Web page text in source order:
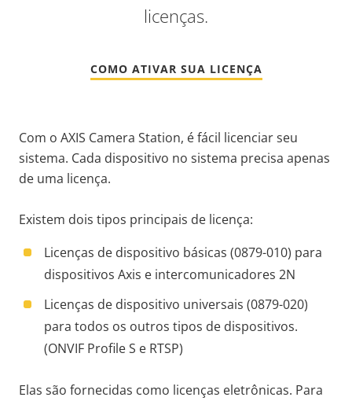
licenças.
COMO ATIVAR SUA LICENÇA
Com o AXIS Camera Station, é fácil licenciar seu
sistema. Cada dispositivo no sistema precisa apenas
de uma licença.
Existem dois tipos principais de licença:
Licenças de dispositivo básicas (0879-010) para
dispositivos Axis e intercomunicadores 2N
Licenças de dispositivo universais (0879-020)
para todos os outros tipos de dispositivos.
(ONVIF Profile S e RTSP)
Elas são fornecidas como licenças eletrônicas. Para